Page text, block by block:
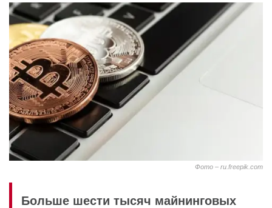
Фото – ru.freepik.com
Больше шести тысяч майнинговых